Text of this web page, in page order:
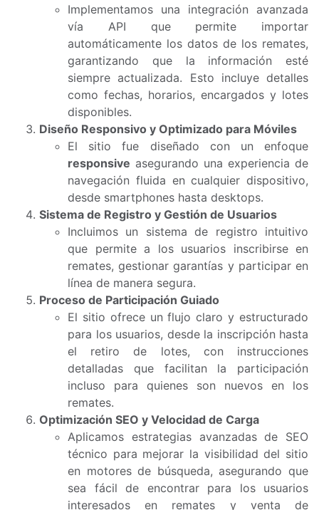
Implementamos una integración avanzada
vía API que permite importar
automáticamente los datos de los remates,
garantizando que la información esté
siempre actualizada. Esto incluye detalles
como fechas, horarios, encargados y lotes
disponibles.
Diseño Responsivo y Optimizado para Móviles
El sitio fue diseñado con un enfoque
responsive asegurando una experiencia de
navegación fluida en cualquier dispositivo,
desde smartphones hasta desktops.
Sistema de Registro y Gestión de Usuarios
Incluimos un sistema de registro intuitivo
que permite a los usuarios inscribirse en
remates, gestionar garantías y participar en
línea de manera segura.
Proceso de Participación Guiado
El sitio ofrece un flujo claro y estructurado
para los usuarios, desde la inscripción hasta
el retiro de lotes, con instrucciones
detalladas que facilitan la participación
incluso para quienes son nuevos en los
remates.
Optimización SEO y Velocidad de Carga
Aplicamos estrategias avanzadas de SEO
técnico para mejorar la visibilidad del sitio
en motores de búsqueda, asegurando que
sea fácil de encontrar para los usuarios
interesados en remates y venta de